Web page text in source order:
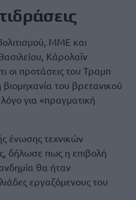
ΜΜΕ και
Κάρολαϊν
οι προτάσεις του Τραμπ
του βρετανικού
για «πραγματική
ένωσης τεχνικών
δήλωσε πως η επιβολή
θα ήταν
εργαζόμενους του